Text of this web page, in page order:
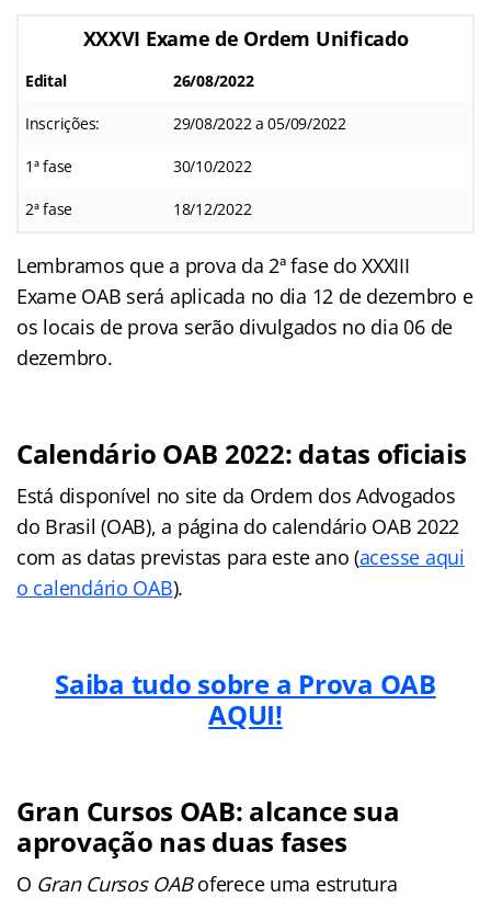
XXXVI Exame de Ordem Unificado
Edital 26/08/2022
Inscrições: 29/08/2022 a 05/09/2022
1ª fase 30/10/2022
2ª fase 18/12/2022
Lembramos que a prova da 2ª fase do XXXIII
Exame OAB será aplicada no dia 12 de dezembro e
os locais de prova serão divulgados no dia 06 de
dezembro.
Calendário OAB 2022: datas oficiais
Está disponível no site da Ordem dos Advogados
do Brasil (OAB), a página do calendário OAB 2022
com as datas previstas para este ano (acesse aqui
o calendário OAB).
Saiba tudo sobre a Prova OAB
AQUI!
Gran Cursos OAB: alcance sua
aprovação nas duas fases
O Gran Cursos OABoferece uma estrutura